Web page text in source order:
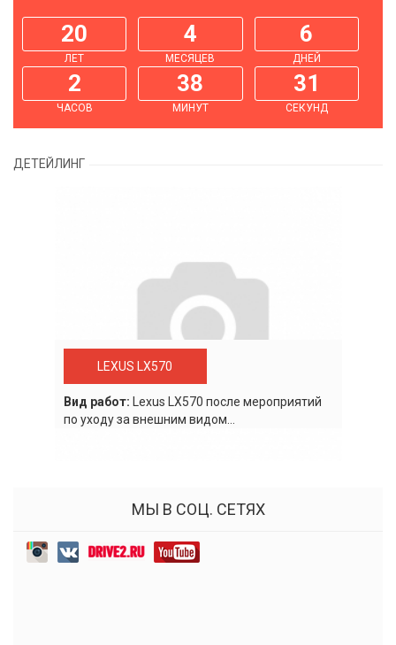
20
ЛЕТ
4
МЕСЯЦЕВ
6
ДНЕЙ
2
ЧАСОВ
38
МИНУТ
31
СЕКУНД
ДЕТЕЙЛИНГ
LEXUS LX570
Вид работ: Lexus LХ570 после мероприятий
по уходу за внешним видом...
МЫ В СОЦ. СЕТЯХ